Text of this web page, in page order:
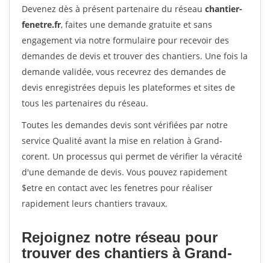
Devenez dès à présent partenaire du réseau chantier-
fenetre.fr, faites une demande gratuite et sans
engagement via notre formulaire pour recevoir des
demandes de devis et trouver des chantiers. Une fois la
demande validée, vous recevrez des demandes de
devis enregistrées depuis les plateformes et sites de
tous les partenaires du réseau.
Toutes les demandes devis sont vérifiées par notre
service Qualité avant la mise en relation à Grand-
corent. Un processus qui permet de vérifier la véracité
d'une demande de devis. Vous pouvez rapidement
$etre en contact avec les fenetres pour réaliser
rapidement leurs chantiers travaux.
Rejoignez notre réseau pour
trouver des chantiers à Grand-